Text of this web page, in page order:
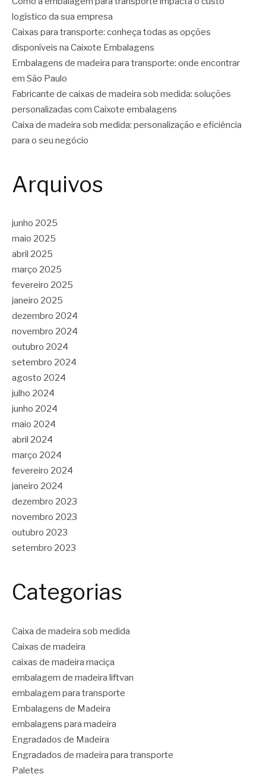
logístico da sua empresa
Caixas para transporte: conheça todas as opções
disponíveis na Caixote Embalagens
Embalagens de madeira para transporte: onde encontrar
em São Paulo
Fabricante de caixas de madeira sob medida: soluções
personalizadas com Caixote embalagens
Caixa de madeira sob medida: personalização e eficiência
para o seu negócio
Arquivos
junho 2025
maio 2025
abril 2025
março 2025
fevereiro 2025
janeiro 2025
dezembro 2024
novembro 2024
outubro 2024
setembro 2024
agosto 2024
julho 2024
junho 2024
maio 2024
abril 2024
março 2024
fevereiro 2024
janeiro 2024
dezembro 2023
novembro 2023
outubro 2023
setembro 2023
Categorias
Caixa de madeira sob medida
Caixas de madeira
caixas de madeira maciça
embalagem de madeira liftvan
embalagem para transporte
Embalagens de Madeira
embalagens para madeira
Engradados de Madeira
Engradados de madeira para transporte
Paletes